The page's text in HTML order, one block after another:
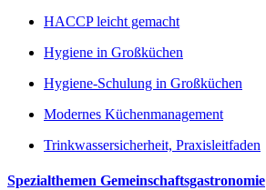
HACCP leicht gemacht
Hygiene in Großküchen
Hygiene-Schulung in Großküchen
Modernes Küchenmanagement
Trinkwassersicherheit, Praxisleitfaden
Spezialthemen Gemeinschaftsgastronomie